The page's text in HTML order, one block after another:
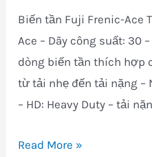
HVAC
Biến tần Fuji Frenic-Ace
Ace – Dãy công suất: 30
dòng biến tần thích hợp
từ tải nhẹ đến tải nặng –
– HD: Heavy Duty – tải
Sửa
Read More »